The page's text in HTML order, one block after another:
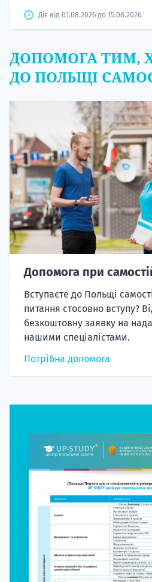
Діє від 01.08.2026 до 15.08.2026
ДОПОМОГА ТИМ,
ДО ПОЛЬЩІ
Допомога при
Вступаєте до Польщі
питання стосовно вступу?
безкоштовну заявку на
нашими спеціалістами.
Потрібна допомога